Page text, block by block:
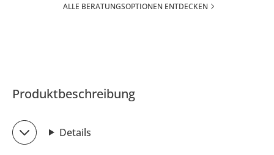
ALLE BERATUNGSOPTIONEN ENTDECKEN
Produktbeschreibung
Details